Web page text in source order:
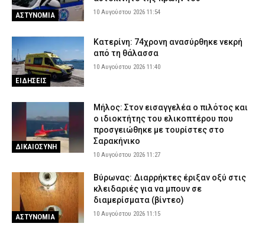
Κέρκυρα: Φωτιά σε δασική έκταση στον Άγιο Γεώργιο –
9 Αυγούστου 2026 21:04
Τραγωδία στην Καβάλα: Νεκρή 65χρονη λουόμενη στους
Αμμόλοφους
9 Αυγούστου 2026 20:49
ΑΣΤΥΝΟΜΙΑ 10 Αυγούστου 2026 11:54
ΕΙΔΗΣΕΙΣ
Κατερίνη: 74χρονη ανασύρθηκε νεκρή
από τη θάλασσα
10 Αυγούστου 2026 11:40
ΔΙΚΑΙΟΣΥΝΗ
Μήλος: Στον εισαγγελέα ο πιλότος και
ο ιδιοκτήτης του ελικοπτέρου που
προσγειώθηκε με τουρίστες στο
Σαρακήνικο
10 Αυγούστου 2026 11:27
ΑΣΤΥΝΟΜΙΑ
Βύρωνας: Διαρρήκτες έριξαν οξύ στις
κλειδαριές για να μπουν σε
διαμερίσματα (βίντεο)
10 Αυγούστου 2026 11:15